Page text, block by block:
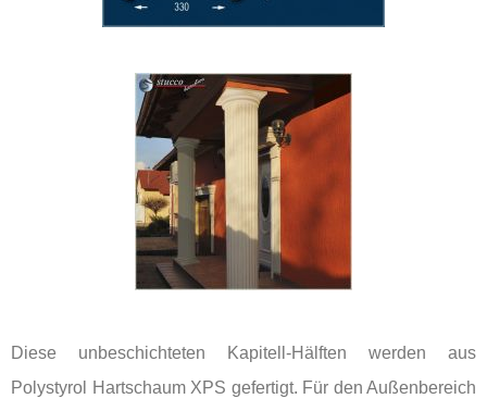
Diese unbeschichteten Kapitell-Hälften werden aus
Polystyrol Hartschaum XPS gefertigt. Für den Außenbereich